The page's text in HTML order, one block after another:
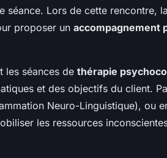
séance. Lors de cette rencontre,
proposer un accompagnement
les séances de thérapie
et des objectifs du client.
Neuro-Linguistique), ou
les ressources